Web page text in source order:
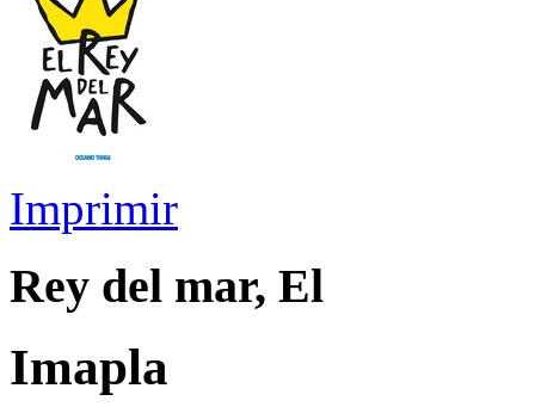
Imprimir
Rey del mar, El
Imapla